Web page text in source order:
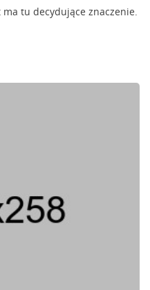
tu decydujące znaczenie.